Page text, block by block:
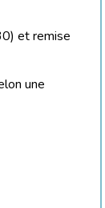
et remise
une